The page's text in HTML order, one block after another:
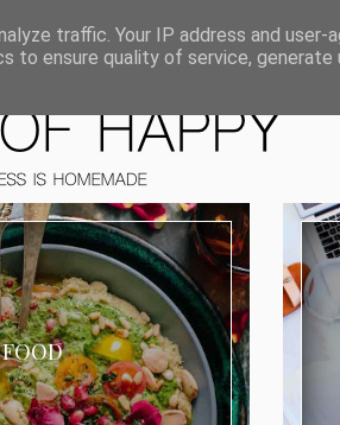
FOOD
traffic. Your IP address and user-
to ensure quality of service, generate